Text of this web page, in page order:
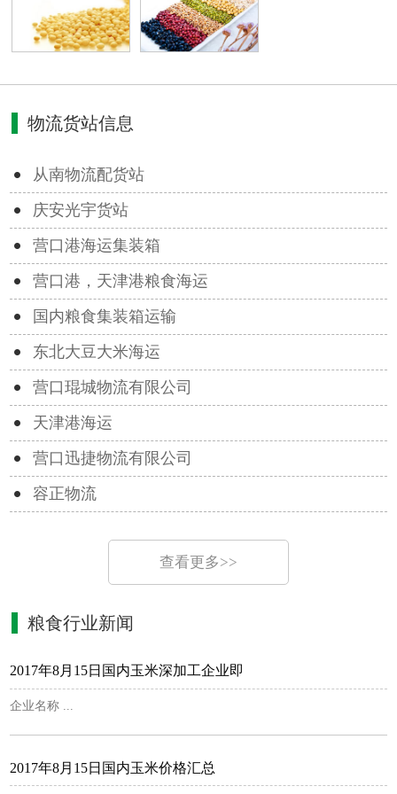
物流货站信息
从南物流配货站
庆安光宇货站
营口港海运集装箱
营口港，天津港粮食海运
国内粮食集装箱运输
东北大豆大米海运
营口琨城物流有限公司
天津港海运
营口迅捷物流有限公司
容正物流
查看更多>>
粮食行业新闻
2017年8月15日国内玉米深加工企业即
企业名称 ...
2017年8月15日国内玉米价格汇总